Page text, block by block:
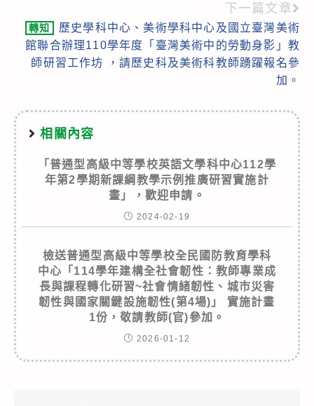
下一篇文章
轉知
歷史學科中心、美術學科中心及國立臺灣美術
館聯合辦理110學年度「臺灣美術中的勞動身影」教
師研習工作坊 ，請歷史科及美術科教師踴躍報名參
加。
相關內容
「普通型高級中等學校英語文學科中心112學
年第2學期新課綱教學示例推廣研習實施計
畫」，歡迎申請。
2024-02-19
檢送普通型高級中等學校全民國防教育學科
中心「114學年建構全社會韌性：教師專業成
長與課程轉化研習~社會情緒韌性、城市災害
韌性與國家關鍵設施韌性(第4場)」 實施計畫
1份，敬請教師(官)參加。
2026-01-12